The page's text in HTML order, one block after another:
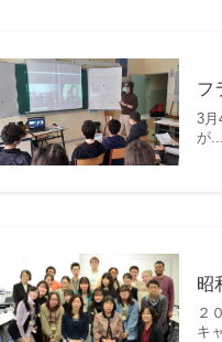
フ
3月
が...
昭
２
キ